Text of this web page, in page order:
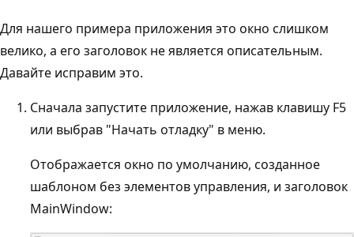
Для нашего примера приложения это окно слишком
велико, а его заголовок не является описательным.
Давайте исправим это.
Сначала запустите приложение, нажав клавишу F5
или выбрав "Начать отладку" в меню.
Отображается окно по умолчанию, созданное
шаблоном без элементов управления, и заголовок
MainWindow: